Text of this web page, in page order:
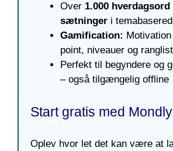
Over 1.000 hverdagsord
sætninger i
Gamification:
point, niveauer og
Perfekt til begyndere og
– også tilgængelig offline
Start gratis med
Oplev hvor let det kan være at